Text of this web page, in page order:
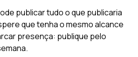
publicar tudo o que publicaria
que tenha o mesmo alcance
presença: publique pelo